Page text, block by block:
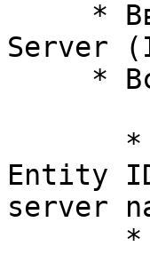
Server
Entity
server